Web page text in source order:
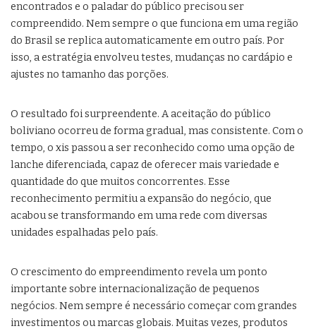
encontrados e o paladar do público precisou ser
compreendido. Nem sempre o que funciona em uma região
do Brasil se replica automaticamente em outro país. Por
isso, a estratégia envolveu testes, mudanças no cardápio e
ajustes no tamanho das porções.
O resultado foi surpreendente. A aceitação do público
boliviano ocorreu de forma gradual, mas consistente. Com o
tempo, o xis passou a ser reconhecido como uma opção de
lanche diferenciada, capaz de oferecer mais variedade e
quantidade do que muitos concorrentes. Esse
reconhecimento permitiu a expansão do negócio, que
acabou se transformando em uma rede com diversas
unidades espalhadas pelo país.
O crescimento do empreendimento revela um ponto
importante sobre internacionalização de pequenos
negócios. Nem sempre é necessário começar com grandes
investimentos ou marcas globais. Muitas vezes, produtos